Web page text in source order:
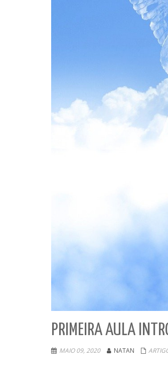
PRIMEIRA AULA
MAIO 09, 2020 NATAN